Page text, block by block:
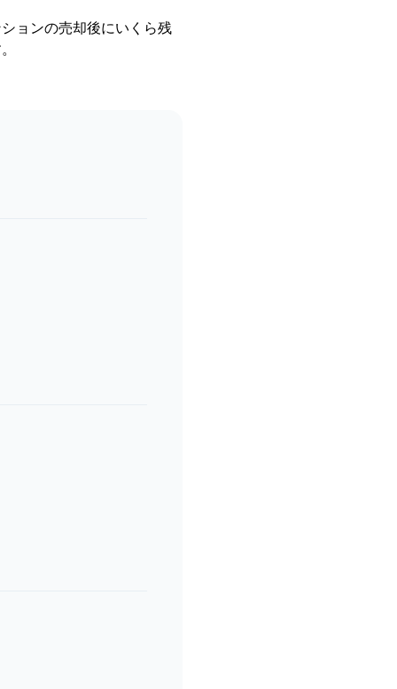
ョンの売却後にいくら残